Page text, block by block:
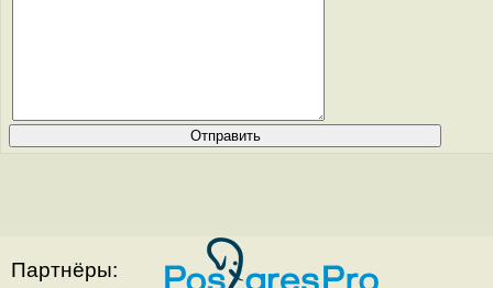
Партнёры: